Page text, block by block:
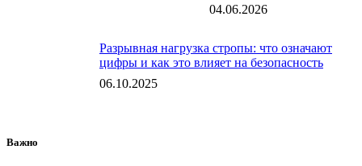
04.06.2026
Разрывная нагрузка стропы: что означают
цифры и как это влияет на безопасность
06.10.2025
Важно